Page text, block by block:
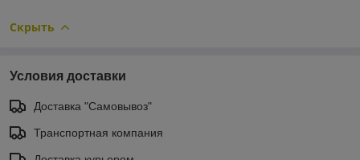
Скрыть
Условия доставки
Доставка "Самовывоз"
Транспортная компания